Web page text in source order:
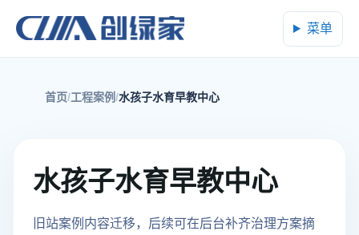
菜单
首页 工程案例 水孩子水育早教中心
水孩子水育早教中心
旧站案例内容迁移，后续可在后台补齐治理方案摘